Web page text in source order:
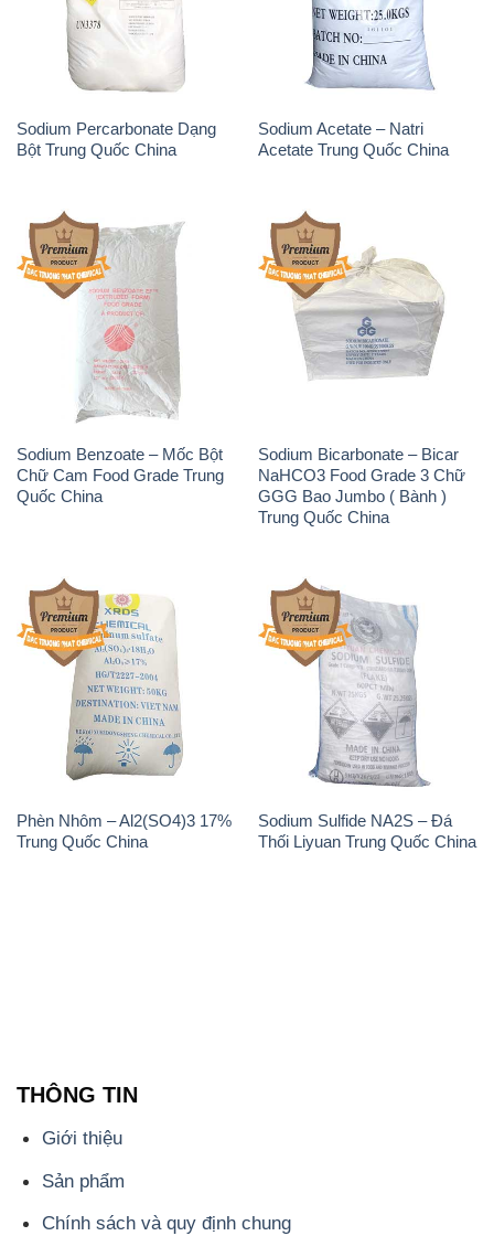
Sodium Percarbonate Dạng
Bột Trung Quốc China
Sodium Acetate – Natri
Acetate Trung Quốc China
Sodium Benzoate – Mốc Bột
Chữ Cam Food Grade Trung
Quốc China
Sodium Bicarbonate – Bicar
NaHCO3 Food Grade 3 Chữ
GGG Bao Jumbo ( Bành )
Trung Quốc China
Phèn Nhôm – Al2(SO4)3 17%
Trung Quốc China
Sodium Sulfide NA2S – Đá
Thối Liyuan Trung Quốc China
THÔNG TIN
Giới thiệu
Sản phẩm
Chính sách và quy định chung